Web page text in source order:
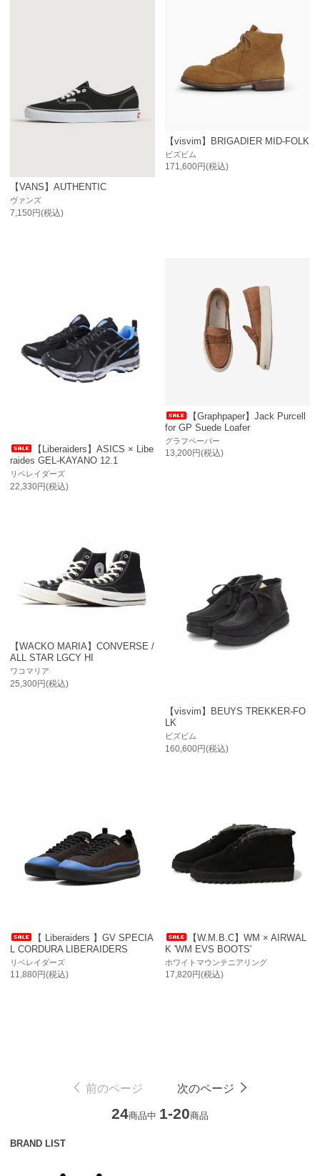
【VANS】AUTHENTIC
ヴァンズ
7,150円(税込)
【visvim】BRIGADIER MID-FOLK
ビズビム
171,600円(税込)
【Liberaiders】ASICS × Libe
raides GEL-KAYANO 12.1
リベレイダーズ
22,330円(税込)
【Graphpaper】Jack Purcell
for GP Suede Loafer
グラフペーパー
13,200円(税込)
【WACKO MARIA】CONVERSE /
ALL STAR LGCY HI
ワコマリア
25,300円(税込)
【visvim】BEUYS TREKKER-FO
LK
ビズビム
160,600円(税込)
【 Liberaiders 】GV SPECIA
L CORDURA LIBERAIDERS
リベレイダーズ
11,880円(税込)
【W.M.B.C】WM × AIRWAL
K 'WM EVS BOOTS'
ホワイトマウンテニアリング
17,820円(税込)
前のページ 次のページ
24商品中 1-20商品
BRAND LIST